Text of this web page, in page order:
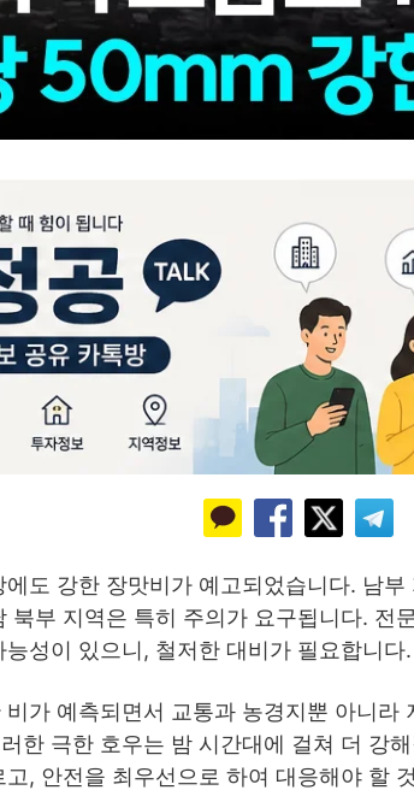
도 강한 장맛비가 예고되었습니다. 남
북부 지역은 특히 주의가 요구됩니다. 전
성이 있으니, 철저한 대비가 필요합니다.
가 예측되면서 교통과 농경지뿐 아니라
한 극한 호우는 밤 시간대에 걸쳐 더 강
, 안전을 최우선으로 하여 대응해야 할